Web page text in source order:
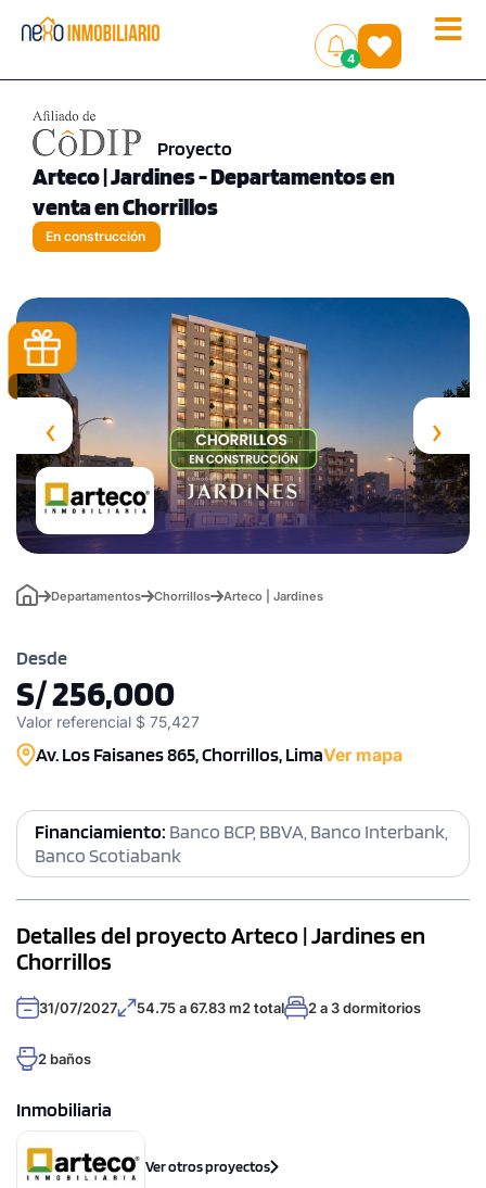
Toggle
4
()
Proyecto
Arteco | Jardines - Departamentos en
venta en Chorrillos
En construcción
‹ ›
Departamentos Chorrillos Arteco | Jardines
Desde
S/ 256,000
Valor referencial $ 75,427
Av. Los Faisanes 865, Chorrillos, LimaVer mapa
Financiamiento: Banco BCP, BBVA, Banco Interbank,
Banco Scotiabank
Detalles del proyecto Arteco | Jardines en
Chorrillos
31/07/2027 54.75 a 67.83 m2 total 2 a 3 dormitorios
2 baños
Inmobiliaria
Ver otros proyectos